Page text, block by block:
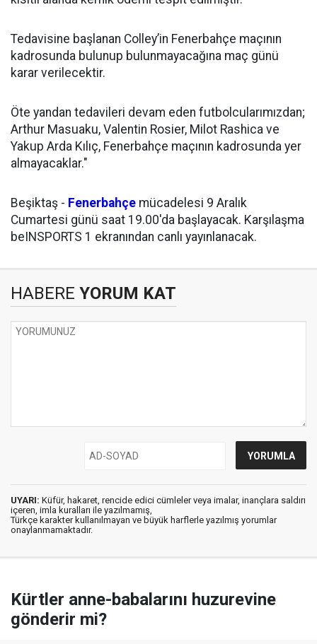
Tedavisine başlanan Colley’in Fenerbahçe maçının
kadrosunda bulunup bulunmayacağına maç günü
karar verilecektir.
Öte yandan tedavileri devam eden futbolcularımızdan;
Arthur Masuaku, Valentin Rosier, Milot Rashica ve
Yakup Arda Kılıç, Fenerbahçe maçının kadrosunda yer
almayacaklar."
Beşiktaş - Fenerbahçe mücadelesi 9 Aralık
Cumartesi günü saat 19.00'da başlayacak. Karşılaşma
beINSPORTS 1 ekranından canlı yayınlanacak.
HABERE YORUM KAT
UYARI: Küfür, hakaret, rencide edici cümleler veya imalar, inançlara saldırı
içeren, imla kuralları ile yazılmamış,
Türkçe karakter kullanılmayan ve büyük harflerle yazılmış yorumlar
onaylanmamaktadır.
Kürtler anne-babalarını huzurevine
gönderir mi?